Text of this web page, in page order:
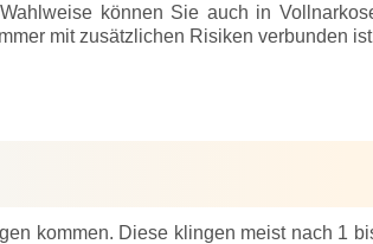
können Sie auch in
mit zusätzlichen Risiken verbunden
kommen. Diese klingen meist nach 1